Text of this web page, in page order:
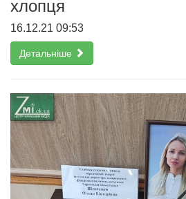
хлопця
16.12.21 09:53
Детальніше